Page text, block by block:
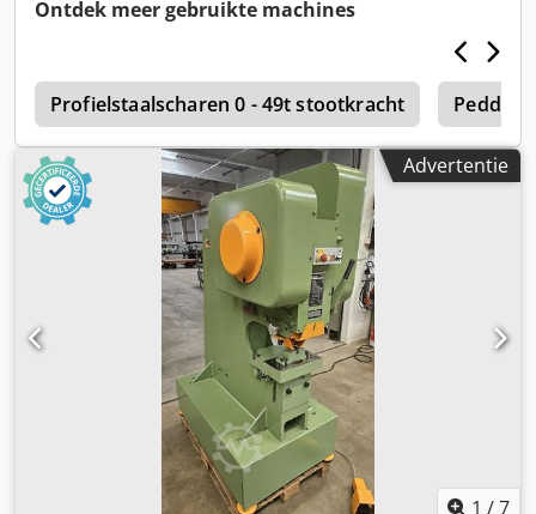
Ontdek meer gebruikte machines
Profielstaalscharen 0 - 49t stootkracht
Advertentie
1 /7